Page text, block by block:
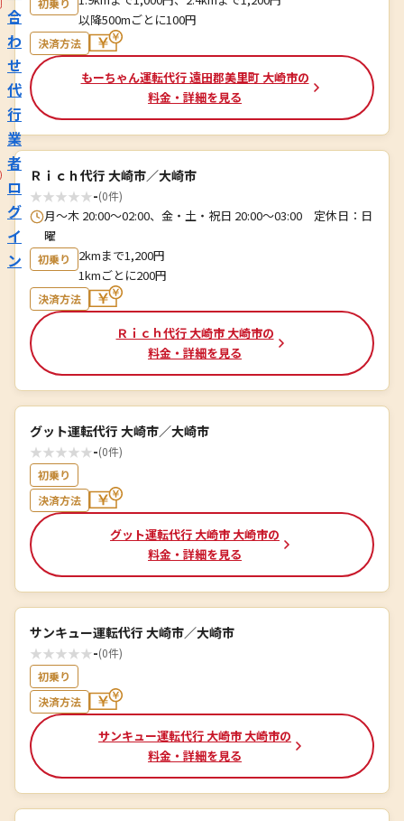
合
わ
せ
代
行
業
者
ロ
グ
イ
ン
初乗り
以降500mごとに100円
決済方法
もーちゃん運転代行 遠田郡美里町 大崎市の
料金・詳細を見る
Ｒｉｃｈ代行 大崎市／大崎市
★★★★★-(0件)
月〜木 20:00～02:00、金・土・祝日 20:00～03:00 定休日：日
曜
初乗り
2kmまで1,200円
1kmごとに200円
決済方法
Ｒｉｃｈ代行 大崎市 大崎市の
料金・詳細を見る
グット運転代行 大崎市／大崎市
★★★★★-(0件)
初乗り
決済方法
グット運転代行 大崎市 大崎市の
料金・詳細を見る
サンキュー運転代行 大崎市／大崎市
★★★★★-(0件)
初乗り
決済方法
サンキュー運転代行 大崎市 大崎市の
料金・詳細を見る